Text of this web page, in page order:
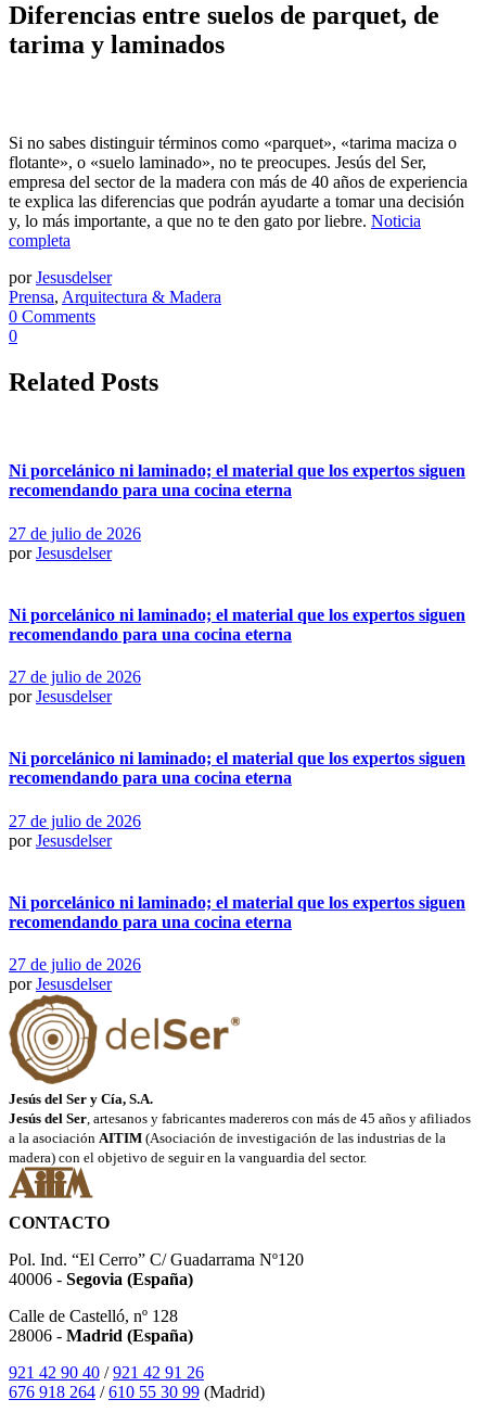
Diferencias entre suelos de parquet, de
tarima y laminados
Si no sabes distinguir términos como «parquet», «tarima maciza o
flotante», o «suelo laminado», no te preocupes. Jesús del Ser,
empresa del sector de la madera con más de 40 años de experiencia
te explica las diferencias que podrán ayudarte a tomar una decisión
y, lo más importante, a que no te den gato por liebre. Noticia
completa
porJesusdelser
Prensa, Arquitectura & Madera
0 Comments
0
Related Posts
Ni porcelánico ni laminado; el material que los expertos siguen
recomendando para una cocina eterna
27 de julio de 2026
porJesusdelser
Ni porcelánico ni laminado; el material que los expertos siguen
recomendando para una cocina eterna
27 de julio de 2026
porJesusdelser
Ni porcelánico ni laminado; el material que los expertos siguen
recomendando para una cocina eterna
27 de julio de 2026
porJesusdelser
Ni porcelánico ni laminado; el material que los expertos siguen
recomendando para una cocina eterna
27 de julio de 2026
porJesusdelser
Jesús del Ser y Cía, S.A.
Jesús del Ser , artesanos y fabricantes madereros con más de 45 años y afiliados
a la asociación AITIM (Asociación de investigación de las industrias de la
madera) con el objetivo de seguir en la vanguardia del sector.
CONTACTO
Pol. Ind. “El Cerro” C/ Guadarrama Nº120
40006 - Segovia (España)
Calle de Castelló, nº 128
28006 - Madrid (España)
921 42 90 40 /921 42 91 26
676 918 264 /610 55 30 99 (Madrid)